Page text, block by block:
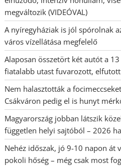
megváltozik (VIDEÓVAL)
A nyíregyháziak is jól spórolnak
város vízellátása megfelelő
Alaposan összetört két autót a
fiatalabb utast fuvarozott,
Nem halasztották a
Csákváron pedig el is hunyt
Magyarország jobban látszik
független helyi sajtóból – 2026
Nehéz időszak, jó 9-10 napon át
pokoli hőség – még csak most